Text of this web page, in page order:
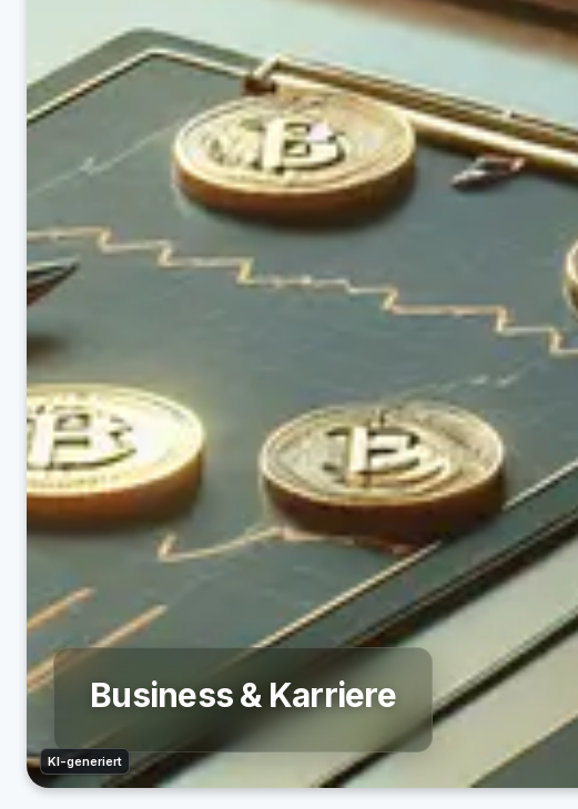
KI-generiert
Business & Karriere